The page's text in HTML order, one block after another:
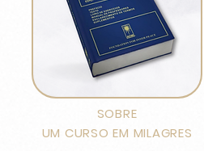
SOBRE
UM CURSO EM MILAGRES